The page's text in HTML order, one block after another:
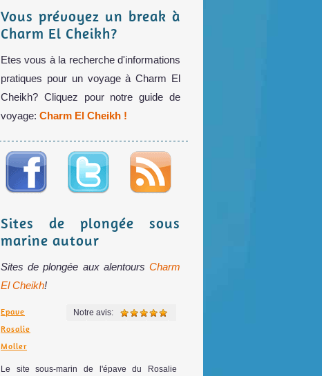
Vous prévoyez un break à
Charm El Cheikh?
Etes vous à la recherche d'informations
pratiques pour un voyage à Charm El
Cheikh? Cliquez pour notre guide de
voyage: Charm El Cheikh !
Sites de plongée sous
marine autour
Sites de plongée aux alentours Charm
El Cheikh!
Notre avis:
Epave
Rosalie
Moller
Le site sous-marin de l'épave du Rosalie